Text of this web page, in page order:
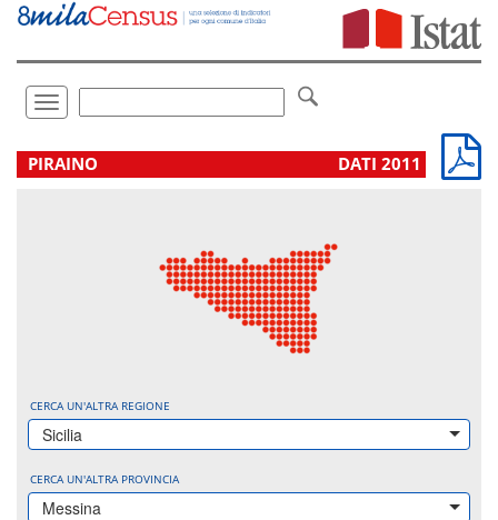
Vai
direttamente
Toggle
navigation
.
PIRAINO DATI 2011
CERCA UN'ALTRA REGIONE
Sicilia
CERCA UN'ALTRA PROVINCIA
Messina